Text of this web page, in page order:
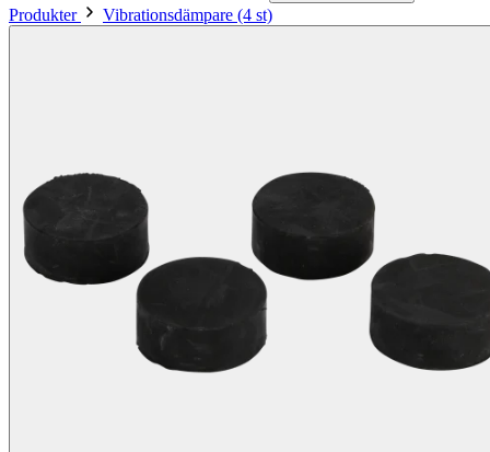
Produkter Vibrationsdämpare (4 st)